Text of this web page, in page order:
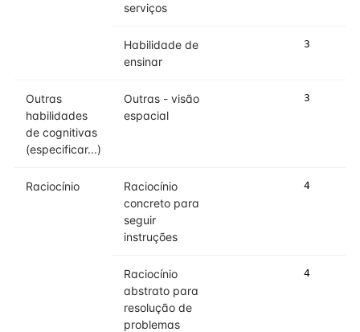
serviços
Habilidade de
ensinar
3
Outras
habilidades
de cognitivas
(especificar...)
Outras - visão
espacial
3
Raciocínio
Raciocínio
concreto para
seguir
instruções
4
Raciocínio
abstrato para
resolução de
problemas
4